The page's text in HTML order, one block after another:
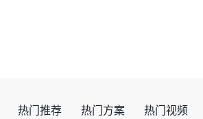
热门推荐 热门方案 热门视频